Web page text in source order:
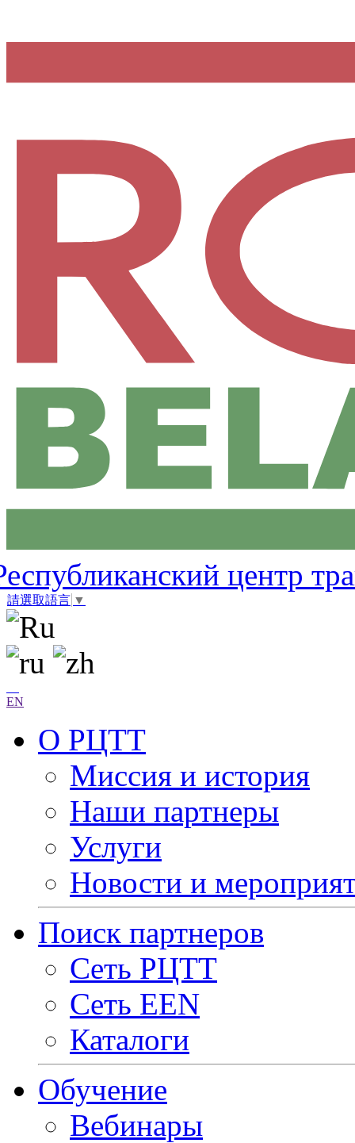
центр
請選取語言 ▼
EN
О РЦТТ
Миссия и история
Наши партнеры
Услуги
Новости и
Поиск партнеров
Сеть РЦТТ
Сеть EEN
Каталоги
Обучение
Вебинары